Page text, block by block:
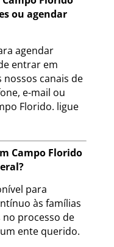
ou agendar
agendar
entrar em
canais de
e-mail ou
Florido. ligue
Campo Florido
para
às famílias
processo de
ente querido.